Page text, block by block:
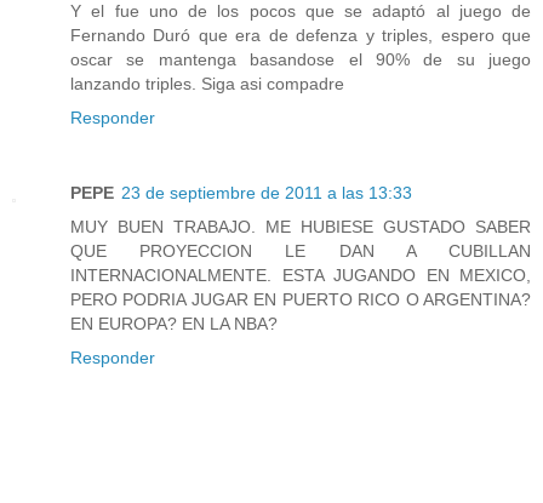
Y el fue uno de los pocos que se adaptó al juego de
Fernando Duró que era de defenza y triples, espero que
oscar se mantenga basandose el 90% de su juego
lanzando triples. Siga asi compadre
Responder
PEPE 23 de septiembre de 2011 a las 13:33
MUY BUEN TRABAJO. ME HUBIESE GUSTADO SABER
QUE PROYECCION LE DAN A CUBILLAN
INTERNACIONALMENTE. ESTA JUGANDO EN MEXICO,
PERO PODRIA JUGAR EN PUERTO RICO O ARGENTINA?
EN EUROPA? EN LA NBA?
Responder